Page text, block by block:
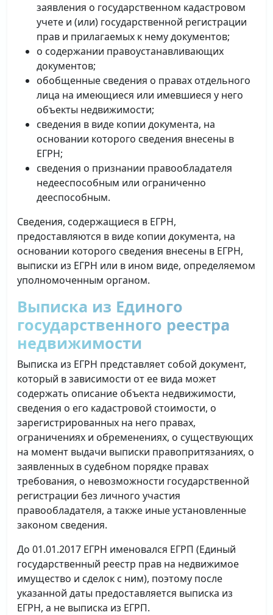
заявления о государственном кадастровом
учете и (или) государственной регистрации
прав и прилагаемых к нему документов;
о содержании правоустанавливающих
документов;
обобщенные сведения о правах отдельного
лица на имеющиеся или имевшиеся у него
объекты недвижимости;
сведения в виде копии документа, на
основании которого сведения внесены в
ЕГРН;
сведения о признании правообладателя
недееспособным или ограниченно
дееспособным.
Сведения, содержащиеся в ЕГРН,
предоставляются в виде копии документа, на
основании которого сведения внесены в ЕГРН,
выписки из ЕГРН или в ином виде, определяемом
уполномоченным органом.
Выписка из Единого
государственного реестра
недвижимости
Выписка из ЕГРН представляет собой документ,
который в зависимости от ее вида может
содержать описание объекта недвижимости,
сведения о его кадастровой стоимости, о
зарегистрированных на него правах,
ограничениях и обременениях, о существующих
на момент выдачи выписки правопритязаниях, о
заявленных в судебном порядке правах
требования, о невозможности государственной
регистрации без личного участия
правообладателя, а также иные установленные
законом сведения.
До 01.01.2017 ЕГРН именовался ЕГРП (Единый
государственный реестр прав на недвижимое
имущество и сделок с ним), поэтому после
указанной даты предоставляется выписка из
ЕГРН, а не выписка из ЕГРП.